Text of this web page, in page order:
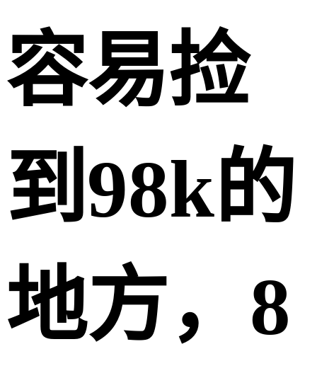
容易捡
到98k的
地方，8